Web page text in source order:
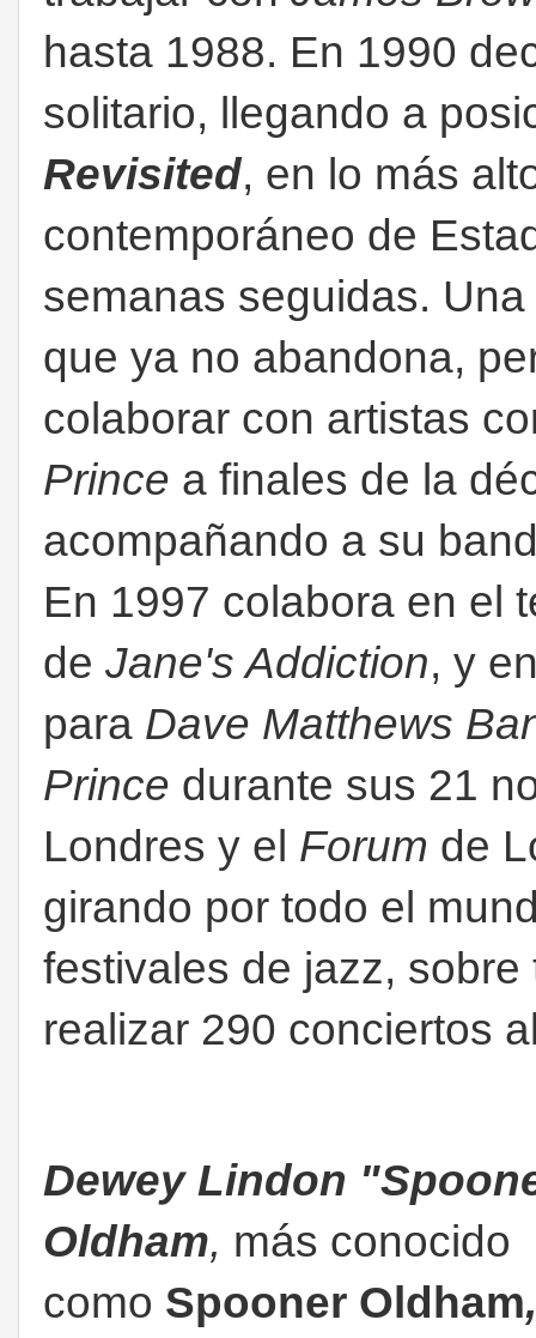
hasta 1988. En 1990
solitario, llegando a
Revisited, en lo más
contemporáneo de
semanas seguidas.
que ya no abandona,
colaborar con artistas
Prince a finales de la
acompañando a su
En 1997 colabora en el
de Jane's Addiction, y
para Dave Matthews
Prince durante sus 21
Londres y el Forum de
girando por todo el
festivales de jazz,
realizar 290 conciertos
Dewey Lindon
Oldham, más conocido
como Spooner Oldham,